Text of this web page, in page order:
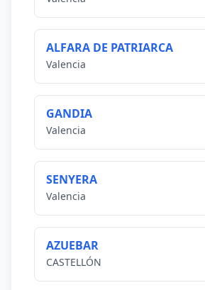
ALFARA DE PATRIARCA
Valencia
GANDIA
Valencia
SENYERA
Valencia
AZUEBAR
CASTELLÓN